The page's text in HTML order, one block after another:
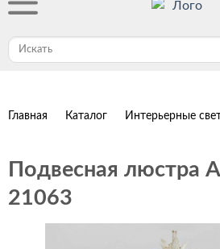
Главная Каталог Интерьерные
Подвесная люстра
21063